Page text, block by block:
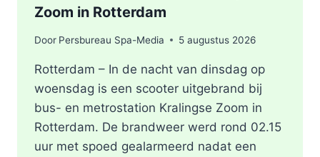
Zoom in Rotterdam
Door Persbureau Spa-Media 5 augustus 2026
Rotterdam – In de nacht van dinsdag op
woensdag is een scooter uitgebrand bij
bus- en metrostation Kralingse Zoom in
Rotterdam. De brandweer werd rond 02.15
uur met spoed gealarmeerd nadat een